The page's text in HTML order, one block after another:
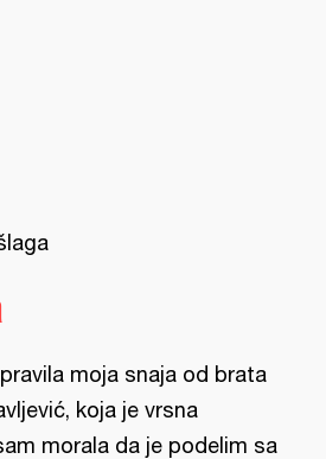
moja snaja od brata
koja je vrsna
morala da je podelim sa